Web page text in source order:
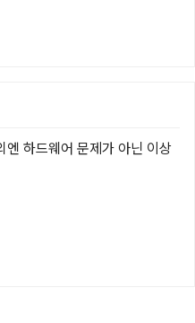
하드웨어 문제가 아닌 이상